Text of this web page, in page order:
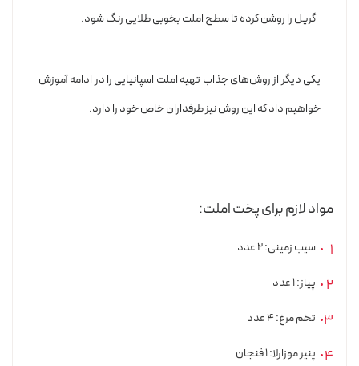
گریل را روشن کرده تا سطح املت بخوبی طلایی رنگ شود.
یکی دیگر از روش‌های جذاب تهیه املت اسپانیایی را در ادامه آموزش
خواهیم داد که این روش نیز طرفداران خاص خود را دارد.
مواد لازم برای پخت املت:
سیب زمینی: ۲ عدد
پیاز: ۱ عدد
تخم مرغ: ۴ عدد
پنیر موزارلا: ۱ فنجان